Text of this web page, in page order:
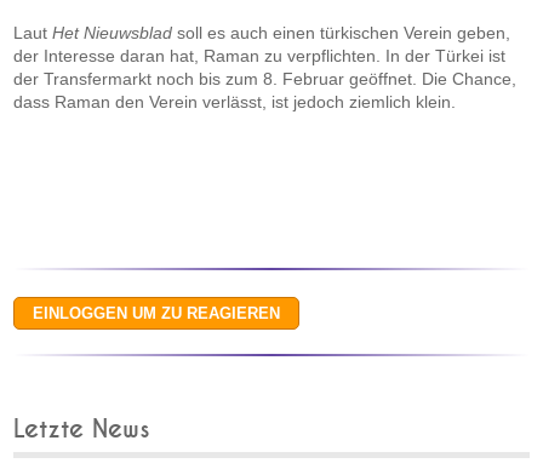
LautHet Nieuwsblad soll es auch einen türkischen Verein geben,
der Interesse daran hat, Raman zu verpflichten. In der Türkei ist
der Transfermarkt noch bis zum 8. Februar geöffnet. Die Chance,
dass Raman den Verein verlässt, ist jedoch ziemlich klein.
Letzte News